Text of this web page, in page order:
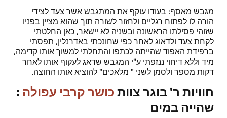
מגבש מאסף: בעודו עוקף את המתגבש אשר צעד לצידי
הורה לו לפתוח רגליים ולחזור לשורה תוך שהוא מציין בפניו
שזוהי פסילתו הראשונה ובשניה לא יישאר, כאן החלטתי
לקחת צעד ולדאוג לאחר כפי שחונכתי באדרנלין, תפסתי
ברפידת האפוד שהייתה לכתפו והתחלתי למשוך אותו קדימה,
מיד וללא דיחוי ננזפתי ע"י המגבש שדאג לעקוף אותו לאחר
דקות מספר ולסמן לשני " מלאכים" להוציא אותו החוצה.
חוויות ר' בוגר צוות כושר קרבי עפולה :
שהייה במים